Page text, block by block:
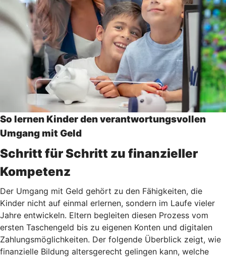
So lernen Kinder den verantwortungsvollen
Umgang mit Geld
Schritt für Schritt zu finanzieller
Kompetenz
Der Umgang mit Geld gehört zu den Fähigkeiten, die
Kinder nicht auf einmal erlernen, sondern im Laufe vieler
Jahre entwickeln. Eltern begleiten diesen Prozess vom
ersten Taschengeld bis zu eigenen Konten und digitalen
Zahlungsmöglichkeiten. Der folgende Überblick zeigt, wie
finanzielle Bildung altersgerecht gelingen kann, welche